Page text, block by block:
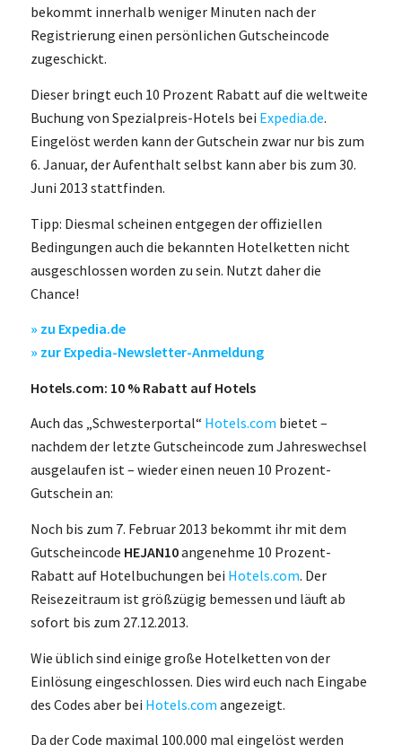
bekommt innerhalb weniger Minuten nach der
Registrierung einen persönlichen Gutscheincode
zugeschickt.
Dieser bringt euch 10 Prozent Rabatt auf die weltweite
Buchung von Spezialpreis-Hotels bei Expedia.de.
Eingelöst werden kann der Gutschein zwar nur bis zum
6. Januar, der Aufenthalt selbst kann aber bis zum 30.
Juni 2013 stattfinden.
Tipp: Diesmal scheinen entgegen der offiziellen
Bedingungen auch die bekannten Hotelketten nicht
ausgeschlossen worden zu sein. Nutzt daher die
Chance!
» zu Expedia.de
» zur Expedia-Newsletter-Anmeldung
Hotels.com: 10 % Rabatt auf Hotels
Auch das „Schwesterportal“ Hotels.com bietet –
nachdem der letzte Gutscheincode zum Jahreswechsel
ausgelaufen ist – wieder einen neuen 10 Prozent-
Gutschein an:
Noch bis zum 7. Februar 2013 bekommt ihr mit dem
Gutscheincode HEJAN10angenehme 10 Prozent-
Rabatt auf Hotelbuchungen bei Hotels.com. Der
Reisezeitraum ist größzügig bemessen und läuft ab
sofort bis zum 27.12.2013.
Wie üblich sind einige große Hotelketten von der
Einlösung eingeschlossen. Dies wird euch nach Eingabe
des Codes aber bei Hotels.com angezeigt.
Da der Code maximal 100.000 mal eingelöst werden